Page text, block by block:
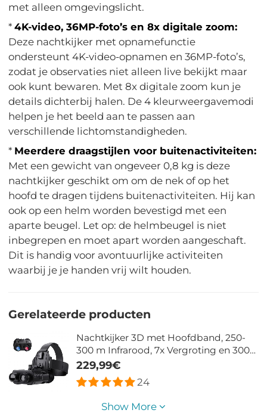
met alleen omgevingslicht.
*4K-video, 36MP-foto’s en 8x digitale zoom:
Deze nachtkijker met opnamefunctie
ondersteunt 4K-video-opnamen en 36MP-foto’s,
zodat je observaties niet alleen live bekijkt maar
ook kunt bewaren. Met 8x digitale zoom kun je
details dichterbij halen. De 4 kleurweergavemodi
helpen je het beeld aan te passen aan
verschillende lichtomstandigheden.
* Meerdere draagstijlen voor buitenactiviteiten:
Met een gewicht van ongeveer 0,8 kg is deze
nachtkijker geschikt om om de nek of op het
hoofd te dragen tijdens buitenactiviteiten. Hij kan
ook op een helm worden bevestigd met een
aparte beugel. Let op: de helmbeugel is niet
inbegrepen en moet apart worden aangeschaft.
Dit is handig voor avontuurlijke activiteiten
waarbij je je handen vrij wilt houden.
Gerelateerde producten
Nachtkijker 3D met Hoofdband, 250-
300 m Infrarood, 7x Vergroting en 3000
mAh Batterij
229,99€
24
Show More